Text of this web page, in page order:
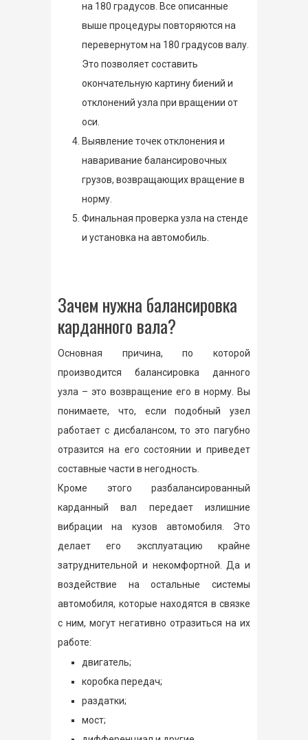
на 180 градусов. Все описанные
выше процедуры повторяются на
перевернутом на 180 градусов валу.
Это позволяет составить
окончательную картину биений и
отклонений узла при вращении от
оси.
Выявление точек отклонения и
наваривание балансировочных
грузов, возвращающих вращение в
норму.
Финальная проверка узла на стенде
и установка на автомобиль.
Зачем нужна балансировка
карданного вала?
Основная причина, по которой
производится балансировка данного
узла – это возвращение его в норму. Вы
понимаете, что, если подобный узел
работает с дисбалансом, то это пагубно
отразится на его состоянии и приведет
составные части в негодность.
Кроме этого разбалансированный
карданный вал передает излишние
вибрации на кузов автомобиля. Это
делает его эксплуатацию крайне
затруднительной и некомфортной. Да и
воздействие на остальные системы
автомобиля, которые находятся в связке
с ним, могут негативно отразиться на их
работе:
двигатель;
коробка передач;
раздатки;
мост;